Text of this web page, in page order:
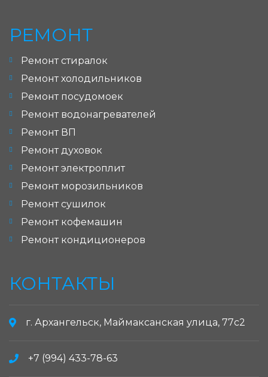
РЕМОНТ
Ремонт стиралок
Ремонт холодильников
Ремонт посудомоек
Ремонт водонагревателей
Ремонт ВП
Ремонт духовок
Ремонт электроплит
Ремонт морозильников
Ремонт сушилок
Ремонт кофемашин
Ремонт кондиционеров
КОНТАКТЫ
г. Архангельск, Маймаксанская улица, 77с2
+7 (994) 433-78-63